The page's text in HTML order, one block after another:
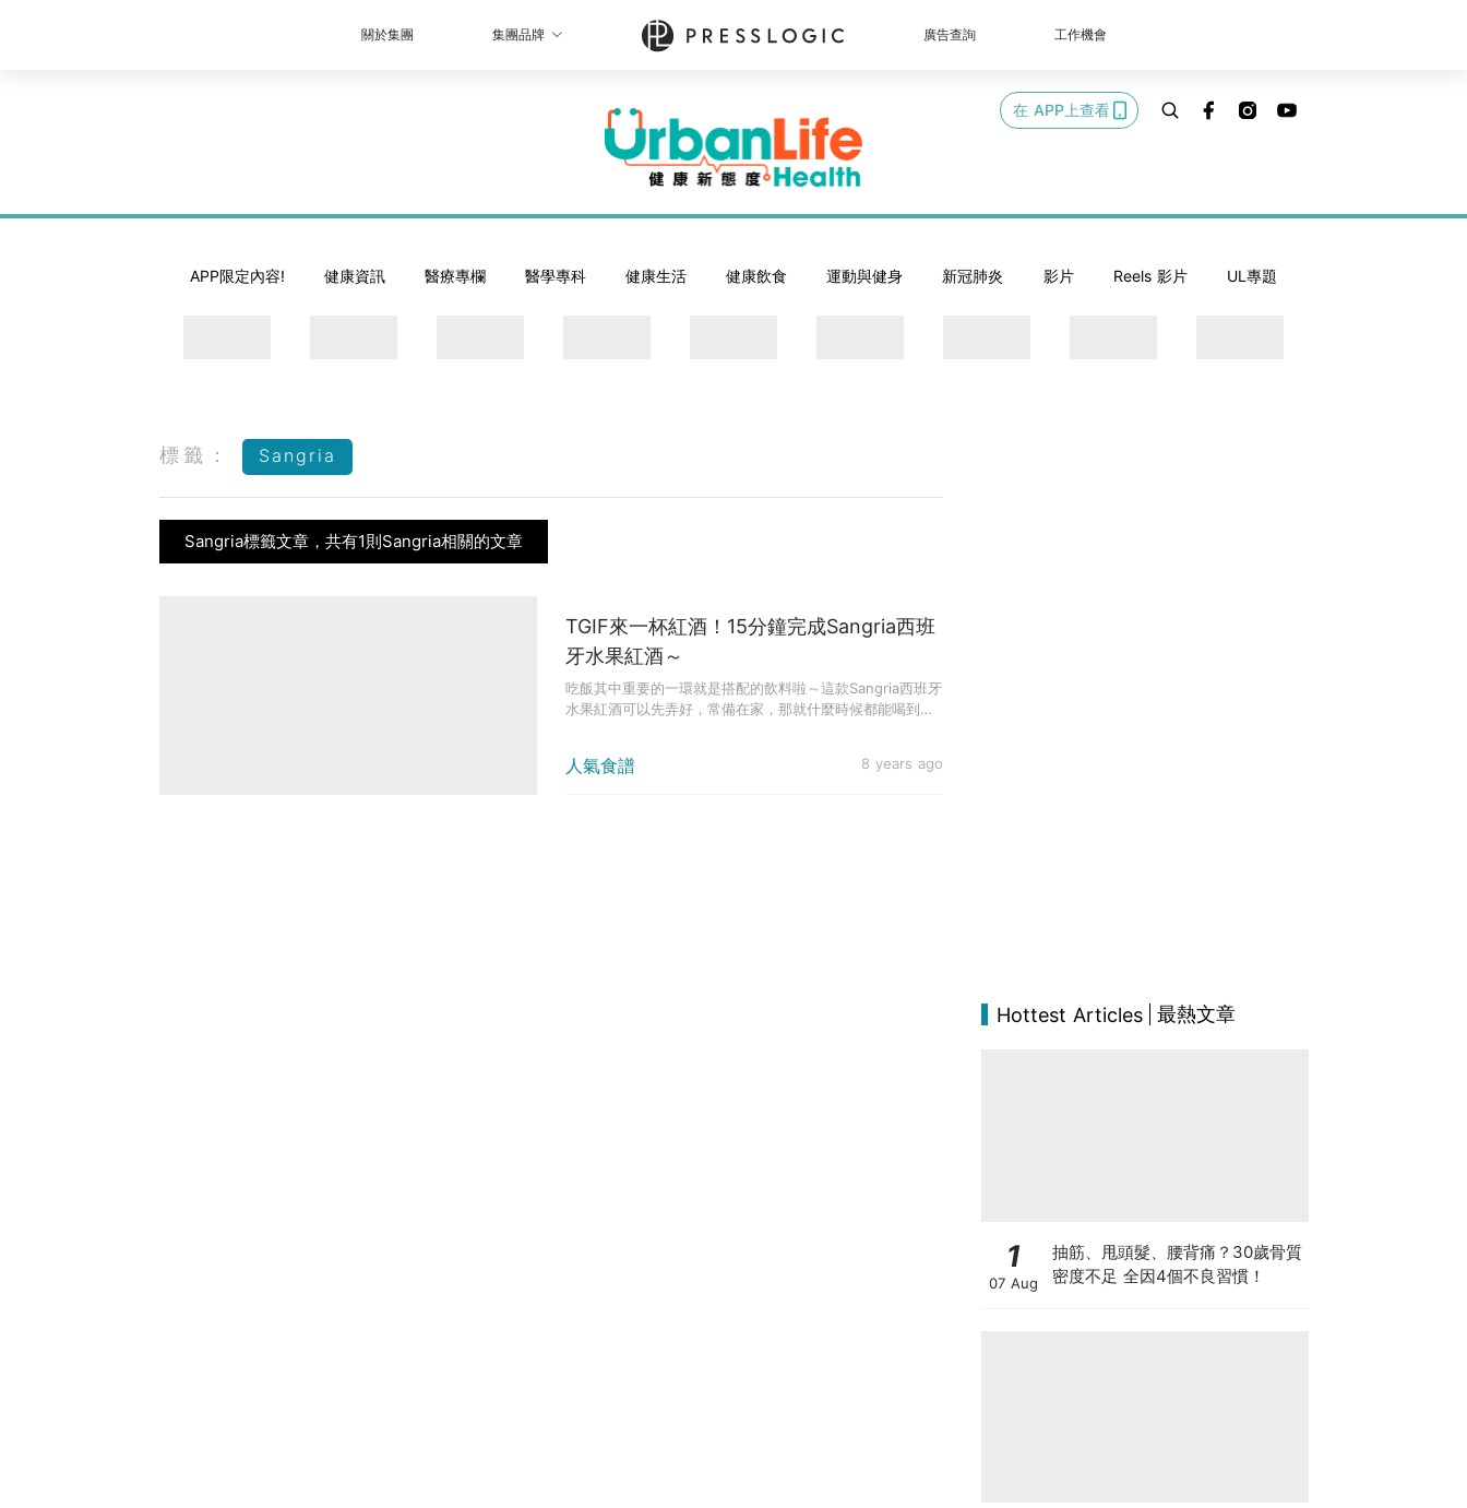
關於集團 集團品牌 廣告查詢 工作機會
在 APP上查看
APP限定內容! 健康資訊 醫療專欄 醫學專科 健康生活 健康飲食 運動與健身 新冠肺炎 影片 Reels 影片 UL專題
標籤： Sangria
Sangria標籤文章，共有1則Sangria相關的文章
人氣食譜 8 years ago
TGIF來一杯紅酒！15分鐘完成Sangria西班
牙水果紅酒～
吃飯其中重要的一環就是搭配的飲料啦～這款Sangria西班牙
水果紅酒可以先弄好，常備在家，那就什麼時候都能喝到了
Hottest Articles 最熱文章
1
07 Aug
抽筋、甩頭髮、腰背痛？30歲骨質
密度不足 全因4個不良習慣！